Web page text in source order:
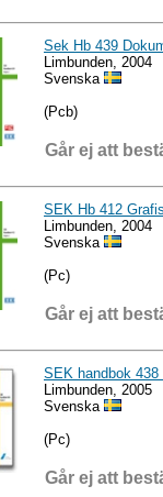
Sek Hb 439
Limbunden, 2004
Svenska
(Pcb)
Går ej att
SEK Hb 412
Limbunden, 2004
Svenska
(Pc)
Går ej att
SEK handbok 438
Limbunden, 2005
Svenska
(Pc)
Går ej att